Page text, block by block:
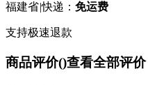
福建省|快递： 免运费
支持极速退款
商品评价()查看全部评价